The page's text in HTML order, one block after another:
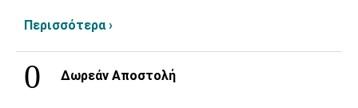
Περισσότερα ›
Δωρεάν Αποστολή